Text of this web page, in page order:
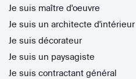
Je suis maître d'oeuvre
Je suis un architecte d'intérieur
Je suis décorateur
Je suis un paysagiste
Je suis contractant général